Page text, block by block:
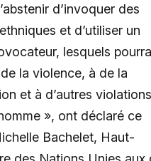
d’invoquer des
et d’utiliser un
lesquels
la violence, à de la
et à d’autres
», ont déclaré ce
Bachelet, Haut-